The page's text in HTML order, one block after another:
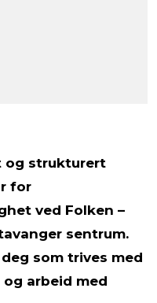
og strukturert
for
ved Folken –
sentrum.
som trives med
arbeid med